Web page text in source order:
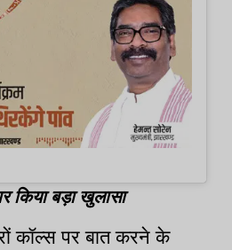
किया बड़ा खुलासा
कॉल्स पर बात करने के